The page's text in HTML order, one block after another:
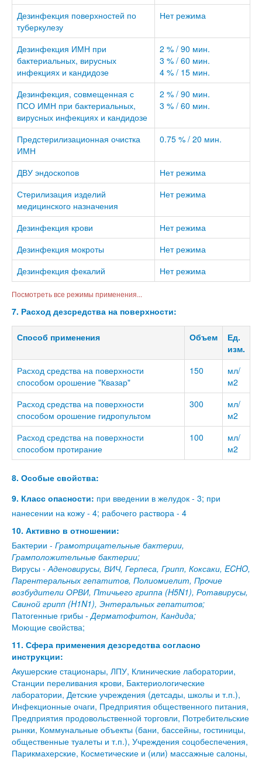
Дезинфекция поверхностей по
туберкулезу
Нет режима
Дезинфекция ИМН при
бактериальных, вирусных
инфекциях и кандидозе
2 % / 90 мин.
3 % / 60 мин.
4 % / 15 мин.
Дезинфекция, совмещенная с
ПСО ИМН при бактериальных,
вирусных инфекциях и кандидозе
2 % / 90 мин.
3 % / 60 мин.
Предстерилизационная очистка
ИМН
0.75 % / 20 мин.
ДВУ эндоскопов
Нет режима
Стерилизация изделий
медицинского назначения
Нет режима
Дезинфекция крови
Нет режима
Дезинфекция мокроты
Нет режима
Дезинфекция фекалий
Нет режима
Посмотреть все режимы применения...
7. Расход дезсредства на поверхности:
Способ применения Объем
Ед.
изм.
Расход средства на поверхности
способом орошение "Квазар"
150
мл/
м2
Расход средства на поверхности
способом орошение гидропультом
300
мл/
м2
Расход средства на поверхности
способом протирание
100
мл/
м2
8. Особые свойства:
9. Класс опасности: при введении в желудок - 3; при
нанесении на кожу - 4; рабочего раствора - 4
10. Активно в отношении:
Бактерии - Грамотрицательные бактерии,
Грамположительные бактерии;
Вирусы -Аденовирусы, ВИЧ, Герпеса, Грипп, Коксаки, ECHO,
Парентеральных гепатитов, Полиомиелит, Прочие
возбудители ОРВИ, Птичьего гриппа (H5N1), Ротавирусы,
Свиной грипп (H1N1), Энтеральных гепатитов;
Патогенные грибы -Дерматофитон, Кандида;
Моющие свойства;
11. Сфера применения дезсредства согласно
инструкции:
Акушерские стационары, ЛПУ, Клинические лаборатории,
Станции переливания крови, Бактериологические
лаборатории, Детские учреждения (детсады, школы и т.п.),
Инфекционные очаги, Предприятия общественного питания,
Предприятия продовольственной торговли, Потребительские
рынки, Коммунальные объекты (бани, бассейны, гостиницы,
общественные туалеты и т.п.), Учреждения соцобеспечения,
Парикмахерские, Косметические и (или) массажные салоны,